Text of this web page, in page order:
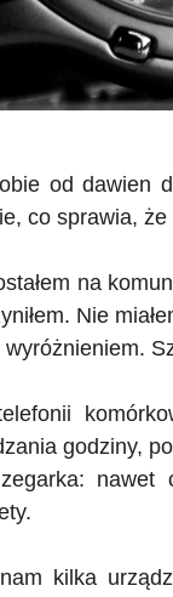
od dawien
co sprawia,
na
Nie
wyróżnieniem.
godziny,
nawet
kilka